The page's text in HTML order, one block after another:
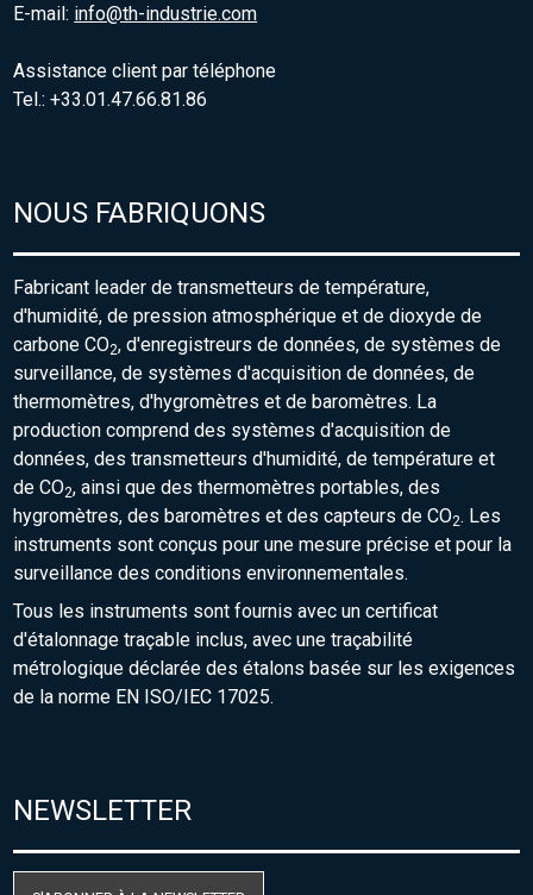
E-mail: info@th-industrie.com
Assistance client par téléphone
Tel.: +33.01.47.66.81.86
NOUS FABRIQUONS
Fabricant leader de transmetteurs de température,
d'humidité, de pression atmosphérique et de dioxyde de
carbone CO2, d'enregistreurs de données, de systèmes de
surveillance, de systèmes d'acquisition de données, de
thermomètres, d'hygromètres et de baromètres. La
production comprend des systèmes d'acquisition de
données, des transmetteurs d'humidité, de température et
de CO2, ainsi que des thermomètres portables, des
hygromètres, des baromètres et des capteurs de CO2. Les
instruments sont conçus pour une mesure précise et pour la
surveillance des conditions environnementales.
Tous les instruments sont fournis avec un certificat
d'étalonnage traçable inclus, avec une traçabilité
métrologique déclarée des étalons basée sur les exigences
de la norme EN ISO/IEC 17025.
NEWSLETTER